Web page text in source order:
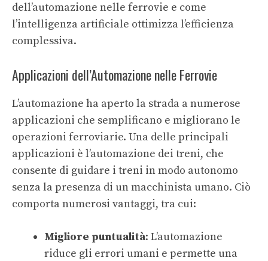
dell’automazione nelle ferrovie e come
l’intelligenza artificiale ottimizza l’efficienza
complessiva.
Applicazioni dell’Automazione nelle Ferrovie
L’automazione ha aperto la strada a numerose
applicazioni che semplificano e migliorano le
operazioni ferroviarie. Una delle principali
applicazioni è l’automazione dei treni, che
consente di guidare i treni in modo autonomo
senza la presenza di un macchinista umano. Ciò
comporta numerosi vantaggi, tra cui:
Migliore puntualità: L’automazione
riduce gli errori umani e permette una